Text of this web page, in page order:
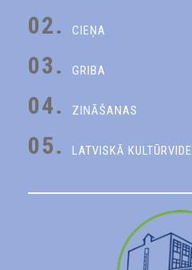
02. CIEŅA
03. GRIBA
04. ZINĀŠANAS
05. LATVISKĀ KULTŪRVIDE